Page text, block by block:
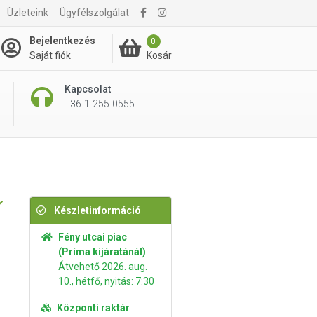
Üzleteink Ügyfélszolgálat
Bejelentkezés
Saját fiók
0
Kosár
Kapcsolat
+36-1-255-0555
11 395 Ft Kosárba rakom
Készletinformáció
Fény utcai piac
(Príma kijáratánál)
Átvehető 2026. aug.
10., hétfő, nyitás: 7:30
Központi raktár